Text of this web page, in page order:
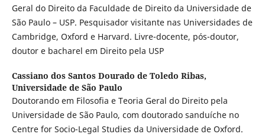
Geral do Direito da Faculdade de Direito da Universidade de
São Paulo – USP. Pesquisador visitante nas Universidades de
Cambridge, Oxford e Harvard. Livre-docente, pós-doutor,
doutor e bacharel em Direito pela USP
Cassiano dos Santos Dourado de Toledo Ribas,
Universidade de São Paulo
Doutorando em Filosofia e Teoria Geral do Direito pela
Universidade de São Paulo, com doutorado sanduíche no
Centre for Socio-Legal Studies da Universidade de Oxford.